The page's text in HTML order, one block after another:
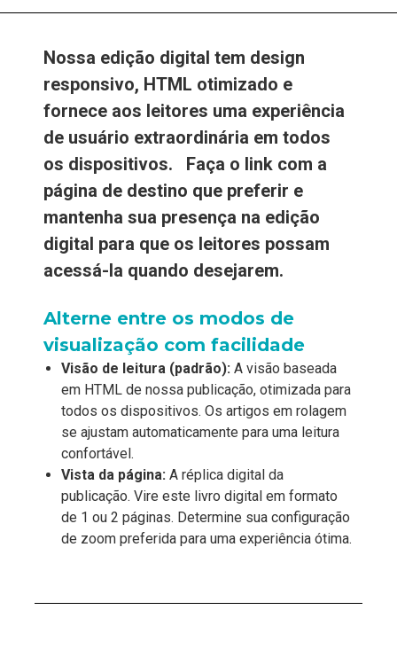
Nossa edição digital tem design
responsivo, HTML otimizado e
fornece aos leitores uma experiência
de usuário extraordinária em todos
os dispositivos. Faça o link com a
página de destino que preferir e
mantenha sua presença na edição
digital para que os leitores possam
acessá-la quando desejarem.
Alterne entre os modos de
visualização com facilidade
Visão de leitura (padrão):A visão baseada
em HTML de nossa publicação, otimizada para
todos os dispositivos. Os artigos em rolagem
se ajustam automaticamente para uma leitura
confortável.
Vista da página:A réplica digital da
publicação. Vire este livro digital em formato
de 1 ou 2 páginas. Determine sua configuração
de zoom preferida para uma experiência ótima.